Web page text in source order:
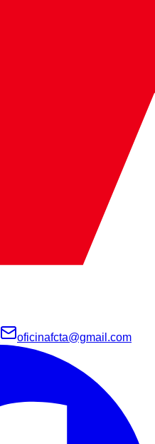
oficinafcta@gmail.com